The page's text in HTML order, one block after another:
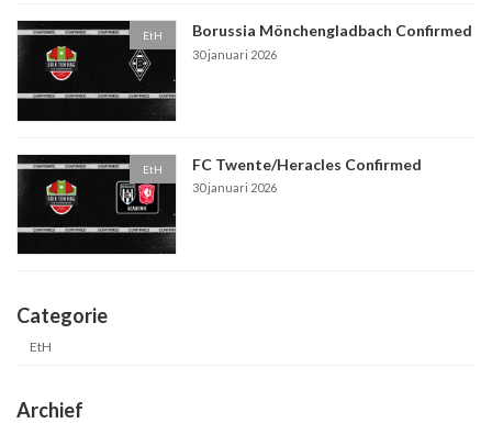
EtH Borussia Mönchengladbach Confirmed
30 januari 2026
EtH FC Twente/Heracles Confirmed
30 januari 2026
Categorie
EtH
Archief